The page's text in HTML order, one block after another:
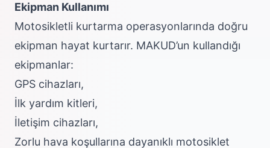
Ekipman Kullanımı
Motosikletli kurtarma operasyonlarında doğru
ekipman hayat kurtarır. MAKUD’un kullandığı
ekipmanlar:
GPS cihazları,
İlk yardım kitleri,
İletişim cihazları,
Zorlu hava koşullarına dayanıklı motosiklet